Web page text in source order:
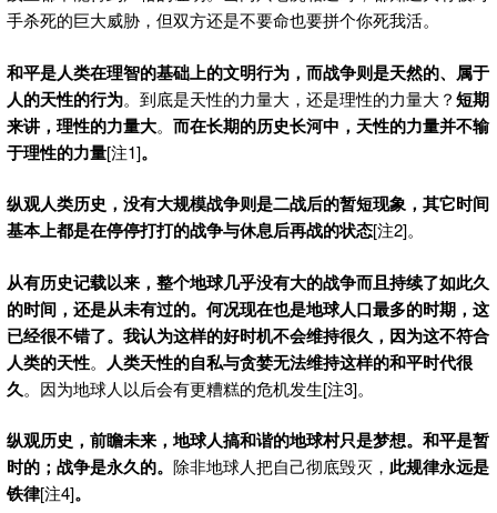
手杀死的巨大威胁，但双方还是不要命也要拼个你死我活。
和平是人类在理智的基础上的文明行为，而战争则是天然的、属于
人的天性的行为。到底是天性的力量大，还是理性的力量大？短期
来讲，理性的力量大。 而在长期的历史长河中，天性的力量并不输
于理性的力量[注1]。
纵观人类历史，没有大规模战争则是二战后的暂短现象，其它时间
基本上都是在停停打打的战争与休息后再战的状态[注2]。
从有历史记载以来，整个地球几乎没有大的战争而且持续了如此久
的时间，还是从未有过的。何况现在也是地球人口最多的时期，这
已经很不错了。我认为这样的好时机不会维持很久，因为这不符合
人类的天性。 人类天性的自私与贪婪无法维持这样的和平时代很
久。因为地球人以后会有更糟糕的危机发生[注3]。
纵观历史，前瞻未来，地球人搞和谐的地球村只是梦想。和平是暂
时的；战争是永久的。 除非地球人把自己彻底毁灭， 此规律永远是
铁律[注4]。